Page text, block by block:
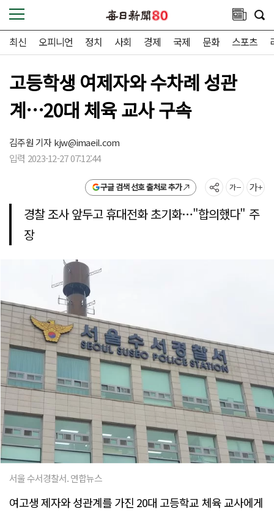
최신 오피니언 정치 사회 경제 국제 문화 스포츠
고등학생 여제자와 수차례 성관
계…20대 체육 교사 구속
김주원 기자kjw@imaeil.com
입력 2023-12-27 07:12:44
구글 검색 선호 출처로 추가
경찰 조사 앞두고 휴대전화 초기화…"합의했다" 주
장
서울 수서경찰서. 연합뉴스
여고생 제자와 성관계를 가진 20대 고등학교 체육 교사에게